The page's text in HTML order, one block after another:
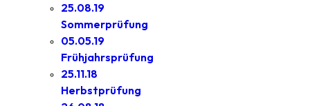
25.08.19
Sommerprüfung
05.05.19
Frühjahrsprüfung
25.11.18
Herbstprüfung